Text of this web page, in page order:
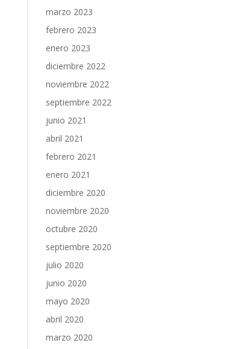
marzo 2023
febrero 2023
enero 2023
diciembre 2022
noviembre 2022
septiembre 2022
junio 2021
abril 2021
febrero 2021
enero 2021
diciembre 2020
noviembre 2020
octubre 2020
septiembre 2020
julio 2020
junio 2020
mayo 2020
abril 2020
marzo 2020